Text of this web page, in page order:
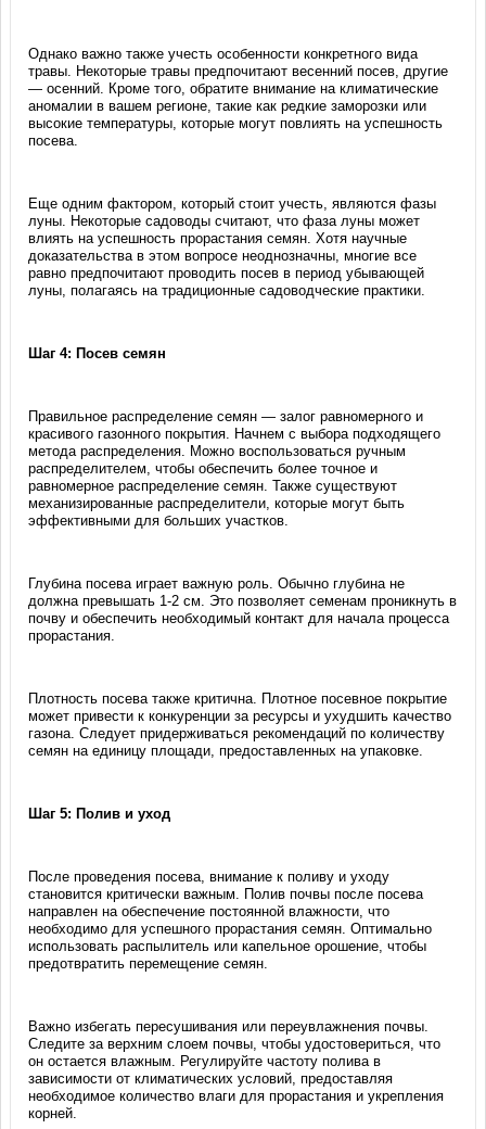
Однако важно также учесть особенности конкретного вида
травы. Некоторые травы предпочитают весенний посев, другие
— осенний. Кроме того, обратите внимание на климатические
аномалии в вашем регионе, такие как редкие заморозки или
высокие температуры, которые могут повлиять на успешность
посева.
Еще одним фактором, который стоит учесть, являются фазы
луны. Некоторые садоводы считают, что фаза луны может
влиять на успешность прорастания семян. Хотя научные
доказательства в этом вопросе неоднозначны, многие все
равно предпочитают проводить посев в период убывающей
луны, полагаясь на традиционные садоводческие практики.
Шаг 4: Посев семян
Правильное распределение семян — залог равномерного и
красивого газонного покрытия. Начнем с выбора подходящего
метода распределения. Можно воспользоваться ручным
распределителем, чтобы обеспечить более точное и
равномерное распределение семян. Также существуют
механизированные распределители, которые могут быть
эффективными для больших участков.
Глубина посева играет важную роль. Обычно глубина не
должна превышать 1-2 см. Это позволяет семенам проникнуть в
почву и обеспечить необходимый контакт для начала процесса
прорастания.
Плотность посева также критична. Плотное посевное покрытие
может привести к конкуренции за ресурсы и ухудшить качество
газона. Следует придерживаться рекомендаций по количеству
семян на единицу площади, предоставленных на упаковке.
Шаг 5: Полив и уход
После проведения посева, внимание к поливу и уходу
становится критически важным. Полив почвы после посева
направлен на обеспечение постоянной влажности, что
необходимо для успешного прорастания семян. Оптимально
использовать распылитель или капельное орошение, чтобы
предотвратить перемещение семян.
Важно избегать пересушивания или переувлажнения почвы.
Следите за верхним слоем почвы, чтобы удостовериться, что
он остается влажным. Регулируйте частоту полива в
зависимости от климатических условий, предоставляя
необходимое количество влаги для прорастания и укрепления
корней.